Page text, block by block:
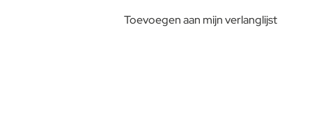
Toevoegen aan mijn verlanglijst